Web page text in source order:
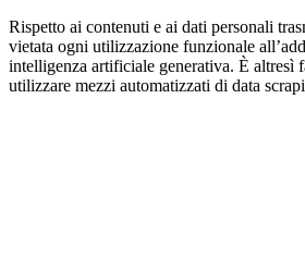
Rispetto ai contenuti e ai dati personali
vietata ogni utilizzazione funzionale
intelligenza artificiale generativa. È altresì
utilizzare mezzi automatizzati di data